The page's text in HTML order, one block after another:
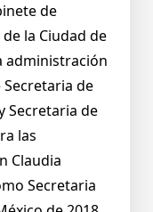
de
la Ciudad de
administración
de
Secretaria de
las
Claudia
Secretaria